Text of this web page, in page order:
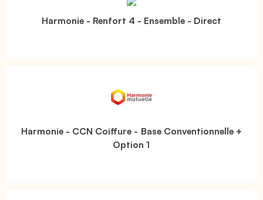
Harmonie - Renfort 4 - Ensemble - Direct
Harmonie - CCN Coiffure - Base Conventionnelle +
Option 1